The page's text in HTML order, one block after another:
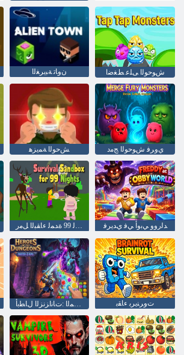
ﻥﻭﺎﺗ ﺔﺒﻳﺮﻐﻟﺍ ﺵﻮﺣﻮﻟﺍ ﻰﻠﻋ ﻂﻐﺿﺍ
ﺶﺣﻮﻟﺍ ﺔﻤﻳﺰﻫ ﻱﻭﺮﻓ ﺵﻮﺣﻮﻟﺍ ﺞﻣﺩ
ﺔﻠﻴﻟ 99 ﺓﺪﻤﻟ ءﺎﻘﺒﻟﺍ ﻞﻣﺭ ﺪﻟﺭﻭﻭ ﻲﺑﻭﺃ ﻲﻓ ﻱﺪﻳﺮﻓ
ﻲﺟ ﻲﺑ ﺭﺁ 3 ﺓﺍﺭﺎﺒﻤﻟﺍ :ﺕﺎﻧﺍﺰﻧﺰﻟﺍ ﻝﺎﻄﺑﺃ ﺕﻭﺮﻨﻳﺮﺑ ءﺎﻘﺑ